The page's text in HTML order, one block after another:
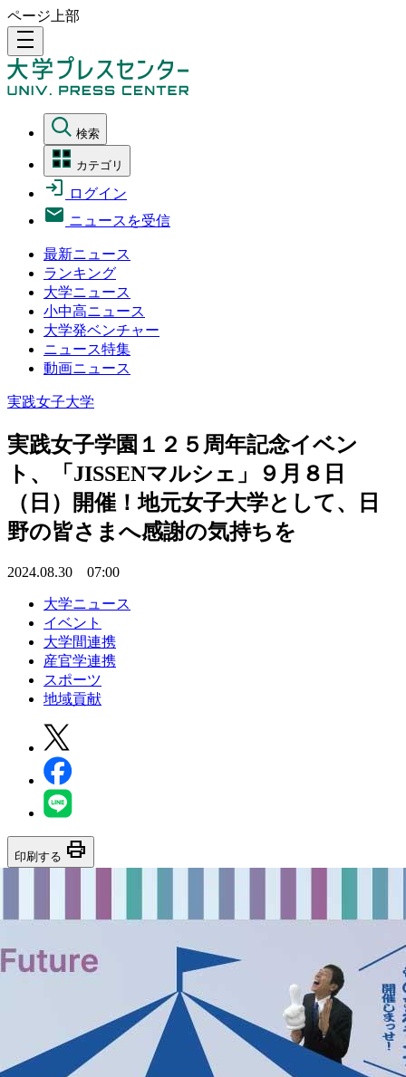
ページ上部
density_medium
検索
カテゴリ
ログイン
ニュースを受信
最新ニュース
ランキング
大学ニュース
小中高ニュース
大学発ベンチャー
ニュース特集
動画ニュース
実践女子大学
実践女子学園１２５周年記念イベン
ト、「JISSENマルシェ」９月８日
（日）開催！地元女子大学として、日
野の皆さまへ感謝の気持ちを
2024.08.30 07:00
大学ニュース
イベント
大学間連携
産官学連携
スポーツ
地域貢献
印刷する print